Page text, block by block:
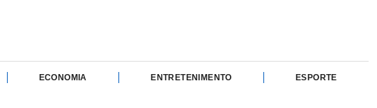
ECONOMIA ENTRETENIMENTO ESPORTE